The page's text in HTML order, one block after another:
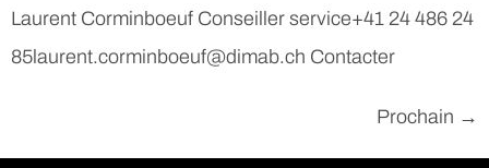
Laurent Corminboeuf Conseiller service+41 24 486 24
85laurent.corminboeuf@dimab.ch Contacter
Prochain →